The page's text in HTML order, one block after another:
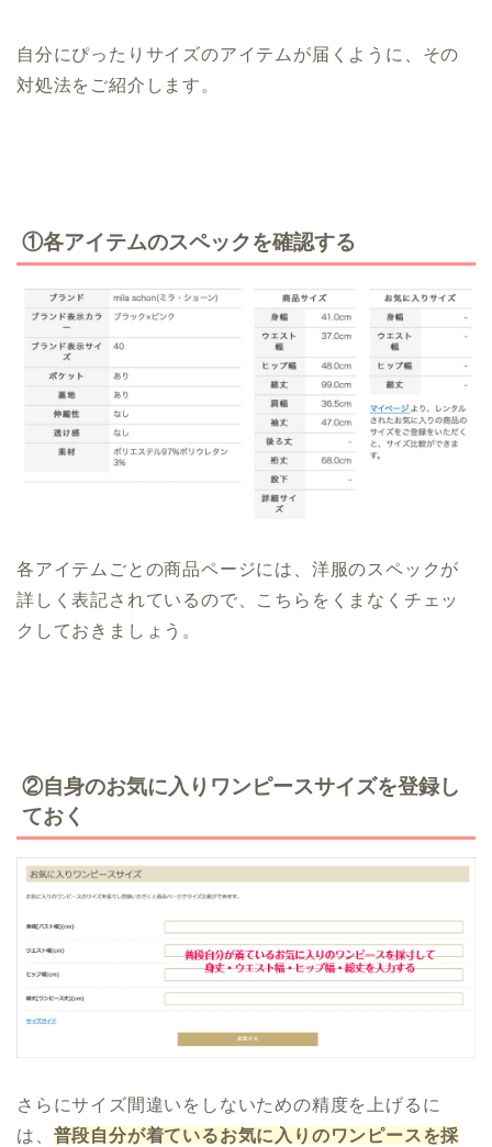
自分にぴったりサイズのアイテムが届くように、その
対処法をご紹介します。
①各アイテムのスペックを確認する
各アイテムごとの商品ページには、洋服のスペックが
詳しく表記されているので、こちらをくまなくチェッ
クしておきましょう。
②自身のお気に入りワンピースサイズを登録し
ておく
さらにサイズ間違いをしないための精度を上げるに
は、 普段自分が着ているお気に入りのワンピースを採